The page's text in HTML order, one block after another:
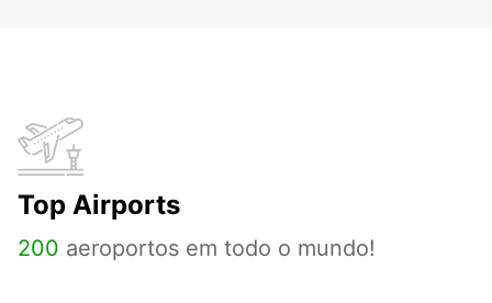
Top Airports
200 aeroportos em todo o mundo!